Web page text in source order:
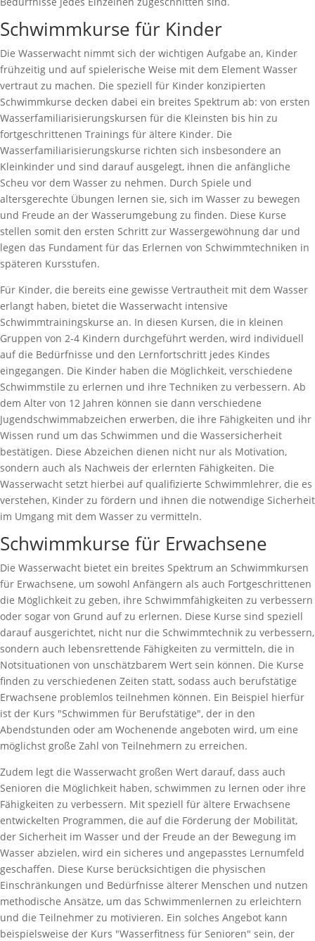
Schwimmkurse für Kinder
Die Wasserwacht nimmt sich der wichtigen Aufgabe an, Kinder
frühzeitig und auf spielerische Weise mit dem Element Wasser
vertraut zu machen. Die speziell für Kinder konzipierten
Schwimmkurse decken dabei ein breites Spektrum ab: von ersten
Wasserfamiliarisierungskursen für die Kleinsten bis hin zu
fortgeschrittenen Trainings für ältere Kinder. Die
Wasserfamiliarisierungskurse richten sich insbesondere an
Kleinkinder und sind darauf ausgelegt, ihnen die anfängliche
Scheu vor dem Wasser zu nehmen. Durch Spiele und
altersgerechte Übungen lernen sie, sich im Wasser zu bewegen
und Freude an der Wasserumgebung zu finden. Diese Kurse
stellen somit den ersten Schritt zur Wassergewöhnung dar und
legen das Fundament für das Erlernen von Schwimmtechniken in
späteren Kursstufen.
Für Kinder, die bereits eine gewisse Vertrautheit mit dem Wasser
erlangt haben, bietet die Wasserwacht intensive
Schwimmtrainingskurse an. In diesen Kursen, die in kleinen
Gruppen von 2-4 Kindern durchgeführt werden, wird individuell
auf die Bedürfnisse und den Lernfortschritt jedes Kindes
eingegangen. Die Kinder haben die Möglichkeit, verschiedene
Schwimmstile zu erlernen und ihre Techniken zu verbessern. Ab
dem Alter von 12 Jahren können sie dann verschiedene
Jugendschwimmabzeichen erwerben, die ihre Fähigkeiten und ihr
Wissen rund um das Schwimmen und die Wassersicherheit
bestätigen. Diese Abzeichen dienen nicht nur als Motivation,
sondern auch als Nachweis der erlernten Fähigkeiten. Die
Wasserwacht setzt hierbei auf qualifizierte Schwimmlehrer, die es
verstehen, Kinder zu fördern und ihnen die notwendige Sicherheit
im Umgang mit dem Wasser zu vermitteln.
Schwimmkurse für Erwachsene
Die Wasserwacht bietet ein breites Spektrum an Schwimmkursen
für Erwachsene, um sowohl Anfängern als auch Fortgeschrittenen
die Möglichkeit zu geben, ihre Schwimmfähigkeiten zu verbessern
oder sogar von Grund auf zu erlernen. Diese Kurse sind speziell
darauf ausgerichtet, nicht nur die Schwimmtechnik zu verbessern,
sondern auch lebensrettende Fähigkeiten zu vermitteln, die in
Notsituationen von unschätzbarem Wert sein können. Die Kurse
finden zu verschiedenen Zeiten statt, sodass auch berufstätige
Erwachsene problemlos teilnehmen können. Ein Beispiel hierfür
ist der Kurs "Schwimmen für Berufstätige", der in den
Abendstunden oder am Wochenende angeboten wird, um eine
möglichst große Zahl von Teilnehmern zu erreichen.
Zudem legt die Wasserwacht großen Wert darauf, dass auch
Senioren die Möglichkeit haben, schwimmen zu lernen oder ihre
Fähigkeiten zu verbessern. Mit speziell für ältere Erwachsene
entwickelten Programmen, die auf die Förderung der Mobilität,
der Sicherheit im Wasser und der Freude an der Bewegung im
Wasser abzielen, wird ein sicheres und angepasstes Lernumfeld
geschaffen. Diese Kurse berücksichtigen die physischen
Einschränkungen und Bedürfnisse älterer Menschen und nutzen
methodische Ansätze, um das Schwimmenlernen zu erleichtern
und die Teilnehmer zu motivieren. Ein solches Angebot kann
beispielsweise der Kurs "Wasserfitness für Senioren" sein, der